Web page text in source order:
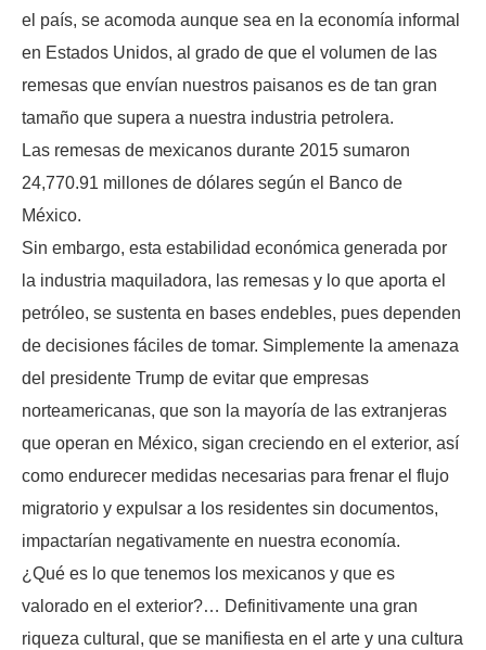
el país, se acomoda aunque sea en la economía informal
en Estados Unidos, al grado de que el volumen de las
remesas que envían nuestros paisanos es de tan gran
tamaño que supera a nuestra industria petrolera.
Las remesas de mexicanos durante 2015 sumaron
24,770.91 millones de dólares según el Banco de
México.
Sin embargo, esta estabilidad económica generada por
la industria maquiladora, las remesas y lo que aporta el
petróleo, se sustenta en bases endebles, pues dependen
de decisiones fáciles de tomar. Simplemente la amenaza
del presidente Trump de evitar que empresas
norteamericanas, que son la mayoría de las extranjeras
que operan en México, sigan creciendo en el exterior, así
como endurecer medidas necesarias para frenar el flujo
migratorio y expulsar a los residentes sin documentos,
impactarían negativamente en nuestra economía.
¿Qué es lo que tenemos los mexicanos y que es
valorado en el exterior?… Definitivamente una gran
riqueza cultural, que se manifiesta en el arte y una cultura